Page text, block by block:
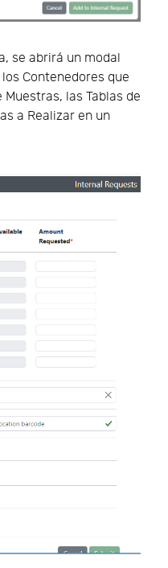
se abrirá un modal
Contenedores que
las Tablas de
a Realizar en un